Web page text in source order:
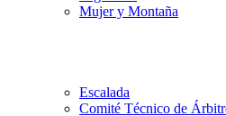
Mujer y Montaña
Escalada
Comité Técnico de